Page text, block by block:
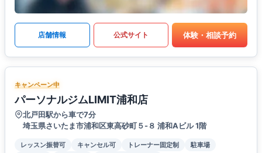
店舗情報 公式サイト 体験・相談予約
キャンペーン中
パーソナルジムLIMIT浦和店
北戸田駅から車で7分
埼玉県さいたま市浦和区東高砂町５-８ 浦和Aビル 1階
レッスン振替可 キャンセル可 トレーナー固定制
駐車場